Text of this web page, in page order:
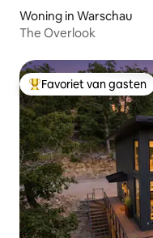
Woning in Warschau
The Overlook
Topfavoriet van gasten
Favoriet van gasten